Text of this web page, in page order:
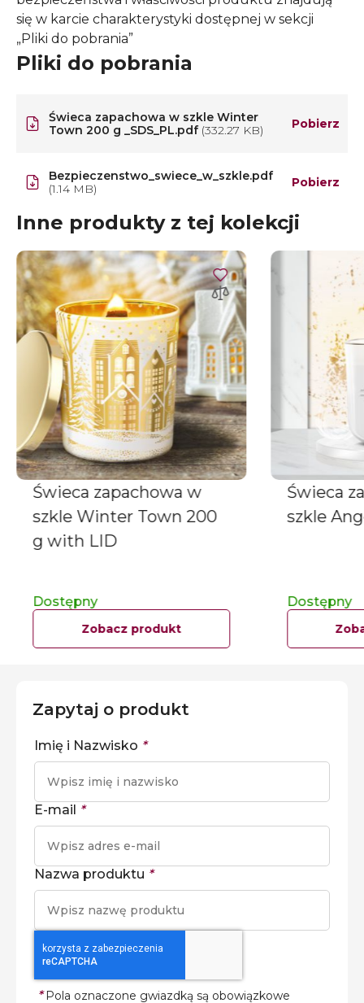
się w karcie charakterystyki dostępnej w sekcji
„Pliki do pobrania”
Pliki do pobrania
Świeca zapachowa w szkle Winter
Town 200 g _SDS_PL.pdf (332.27 KB) Pobierz
Bezpieczenstwo_swiece_w_szkle.pdf
(1.14 MB)
Pobierz
Inne produkty z tej kolekcji
Świeca zapachowa w
szkle Winter Town 200
g with LID
Dostępny
Zobacz produkt
Świeca
szkle
Dostępny
Zapytaj o produkt
Imię i Nazwisko *
E-mail *
Nazwa produktu *
* Pola oznaczone gwiazdką są obowiązkowe